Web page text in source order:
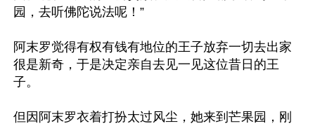
园，去听佛陀说法呢！”
阿末罗觉得有权有钱有地位的王子放弃一切去出家
很是新奇，于是决定亲自去见一见这位昔日的王
子。
但因阿末罗衣着打扮太过风尘，她来到芒果园，刚